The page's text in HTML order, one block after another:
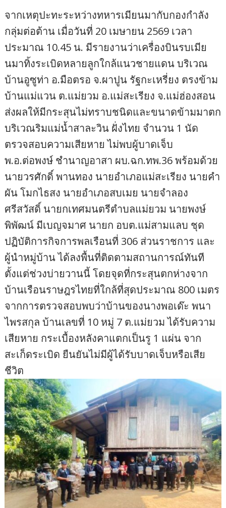
จากเหตุปะทะระหว่างทหารเมียนมากับกองกำลัง
กลุ่มต่อต้าน เมื่อวันที่ 20 เมษายน 2569 เวลา
ประมาณ 10.45 น. มีรายงานว่าเครื่องบินรบเมีย
นมาทิ้งระเบิดหลายลูกใกล้แนวชายแดน บริเวณ
บ้านอูซูท่า อ.มือตรอ จ.ผาปูน รัฐกะเหรี่ยง ตรงข้าม
บ้านแม่แวน ต.แม่ยวม อ.แม่สะเรียง จ.แม่ฮ่องสอน
ส่งผลให้มีกระสุนไม่ทราบชนิดและขนาดข้ามมาตก
บริเวณริมแม่น้ำสาละวิน ฝั่งไทย จำนวน 1 นัด
ตรวจสอบความเสียหาย ไม่พบผู้บาดเจ็บ
พ.อ.ต่อพงษ์ ชำนาญอาสา ผบ.ฉก.ทพ.36 พร้อมด้วย
นายวรศักดิ์ พานทอง นายอำเภอแม่สะเรียง นายคำ
ผัน โมกไธสง นายอำเภอสบเมย นายจำลอง
ศรีสวัสดิ์ นายกเทศมนตรีตำบลแม่ยวม นายพงษ์
พิพัฒน์ มีเบญจมาศ นายก อบต.แม่สามแลบ ชุด
ปฏิบัติการกิจการพลเรือนที่ 306 ส่วนราชการ และ
ผู้นำหมู่บ้าน ได้ลงพื้นที่ติดตามสถานการณ์ทันที
ตั้งแต่ช่วงบ่ายวานนี้ โดยจุดที่กระสุนตกห่างจาก
บ้านเรือนราษฎรไทยที่ใกล้ที่สุดประมาณ 800 เมตร
จากการตรวจสอบพบว่าบ้านของนางพอเด๊ะ พนา
ไพรสกุล บ้านเลขที่ 10 หมู่ 7 ต.แม่ยวม ได้รับความ
เสียหาย กระเบื้องหลังคาแตกเป็นรู 1 แผ่น จาก
สะเก็ดระเบิด ยืนยันไม่มีผู้ได้รับบาดเจ็บหรือเสีย
ชีวิต